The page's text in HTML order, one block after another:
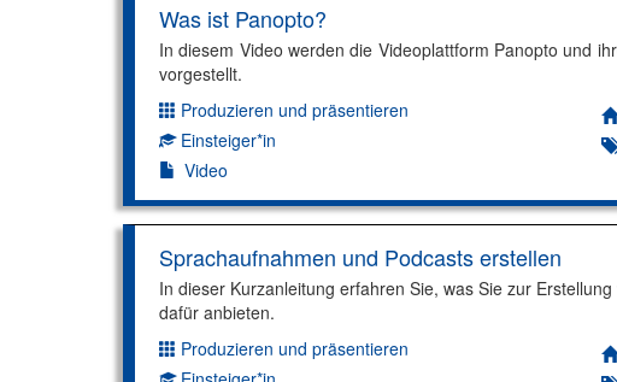
Was ist Panopto?
In diesem Video werden die Videoplattform Panopto und
vorgestellt.
Dimension:
Produzieren und präsentieren
Kompetenzniveau:
Einsteiger*in
Video
Sprachaufnahmen und Podcasts erstellen
In dieser Kurzanleitung erfahren Sie, was Sie zur
dafür anbieten.
Dimension:
Produzieren und präsentieren
Kompetenzniveau: